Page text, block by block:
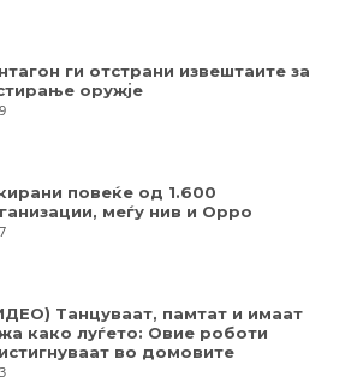
ги отстрани извештаите за
оружје
повеќе од 1.600
меѓу нив и Oppo
Танцуваат, памтат и имаат
како луѓето: Овие роботи
во домовите